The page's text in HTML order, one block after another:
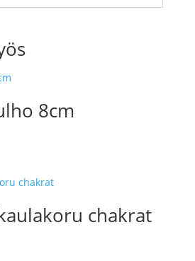
8cm
chakrat